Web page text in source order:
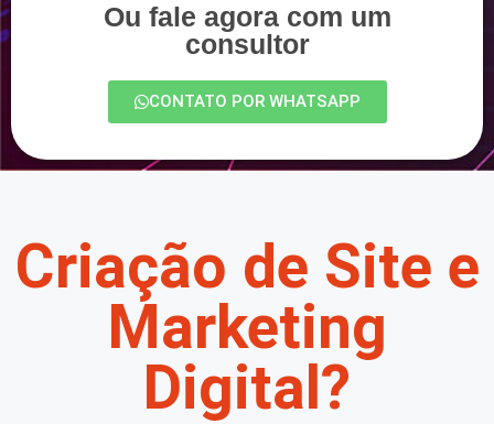
Ou fale agora com um
consultor
CONTATO POR WHATSAPP
Criação de Site e
Marketing
Digital?